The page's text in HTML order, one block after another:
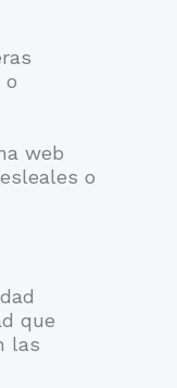
o
web
o
que
las